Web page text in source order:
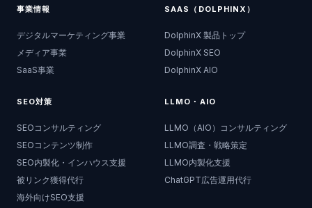
事業情報
デジタルマーケティング事業
メディア事業
SaaS事業
SAAS（DOLPHINX）
DolphinX 製品トップ
DolphinX SEO
DolphinX AIO
SEO対策
SEOコンサルティング
SEOコンテンツ制作
SEO内製化・インハウス支援
被リンク獲得代行
海外向けSEO支援
LLMO・AIO
LLMO（AIO）コンサルティング
LLMO調査・戦略策定
LLMO内製化支援
ChatGPT広告運用代行